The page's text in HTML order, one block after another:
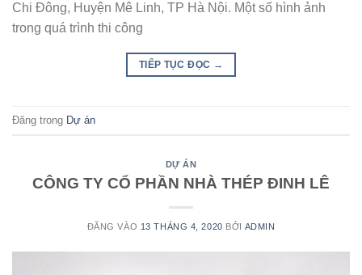
Chi Đông, Huyện Mê Linh, TP Hà Nội. Một số hình ảnh
trong quá trình thi công
TIẾP TỤC ĐỌC →
Đăng trong Dự án
DỰ ÁN
CÔNG TY CỔ PHẦN NHÀ THÉP ĐINH LÊ
ĐĂNG VÀO 13 THÁNG 4, 2020 BỞI ADMIN